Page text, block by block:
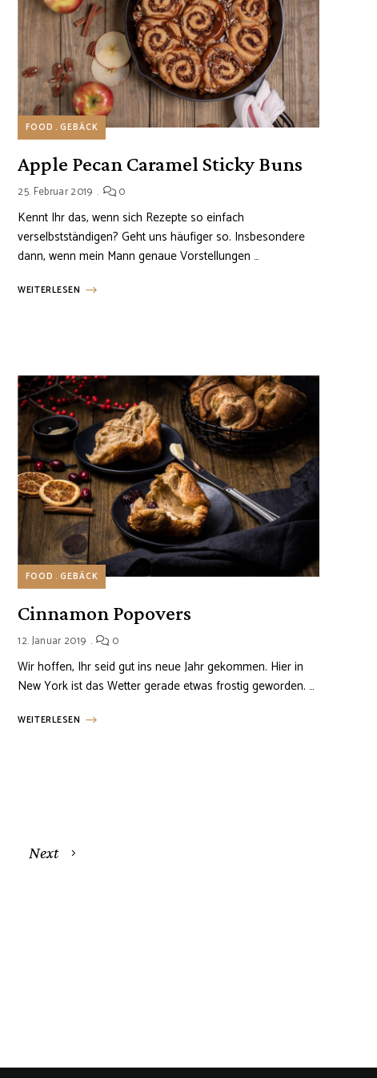
FOOD GEBÄCK
Apple Pecan Caramel Sticky Buns
25. Februar 2019 0
Kennt Ihr das, wenn sich Rezepte so einfach
verselbstständigen? Geht uns häufiger so. Insbesondere
dann, wenn mein Mann genaue Vorstellungen …
WEITERLESEN
FOOD GEBÄCK
Cinnamon Popovers
12. Januar 2019 0
Wir hoffen, Ihr seid gut ins neue Jahr gekommen. Hier in
New York ist das Wetter gerade etwas frostig geworden. …
WEITERLESEN
Next